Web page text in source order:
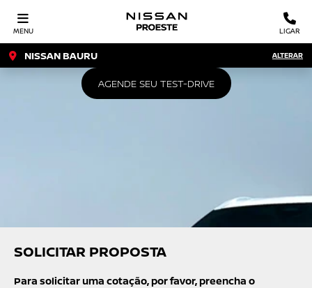
MENU LIGAR
NISSAN BAURU ALTERAR
SOLICITAR PROPOSTA
Para solicitar uma cotação, por favor, preencha o
AGENDE SEU TEST-DRIVE